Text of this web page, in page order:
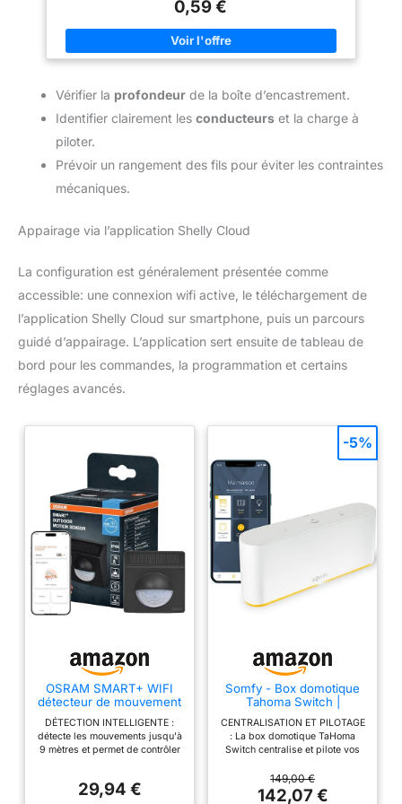
installation discrète Installation simple : La fixation par vissage
des pâtes latérales sur l'épaisseur du plâtre, avec vis fournies,
permet une mise en place rapide et sécurisée, réduisant le
temps de travail sur chantier Public ciblé : Parfaite pour les
neuve, répondant aux normes en vigueur Satisfaction client
proposer des composants fiables et durables, conçus pour
répondre à vos besoins techniques avec précision et sécurité,
0,59 €
Vérifier la profondeur de la boîte d’encastrement.
Identifier clairement les conducteurs et la charge à
piloter.
Prévoir un rangement des fils pour éviter les contraintes
mécaniques.
Appairage via l’application Shelly Cloud
La configuration est généralement présentée comme
accessible: une connexion wifi active, le téléchargement de
l’application Shelly Cloud sur smartphone, puis un parcours
guidé d’appairage. L’application sert ensuite de tableau de
bord pour les commandes, la programmation et certains
réglages avancés.
OSRAM SMART+ WIFI
détecteur de mouvement
extérieur anthracite,
protection IP65, pour
applications domotiques
en extérieur
DÉTECTION INTELLIGENTE :
détecte les mouvements jusqu'à
9 mètres et permet de contrôler
MONTAGE FLEXIBLE : peu être
29,94 €
Somfy - Box domotique
Tahoma Switch |
Volets roulants et
équipements connectés |
Contrôle à Distance Via
Assistant Vocal |
Compatible IO, RTS &
CENTRALISATION ET PILOTAGE
: La box domotique TaHoma
Switch centralise et pilote vos
équipements connectés depuis
votre smartphone via
149,00 €
142,07 €
-5%